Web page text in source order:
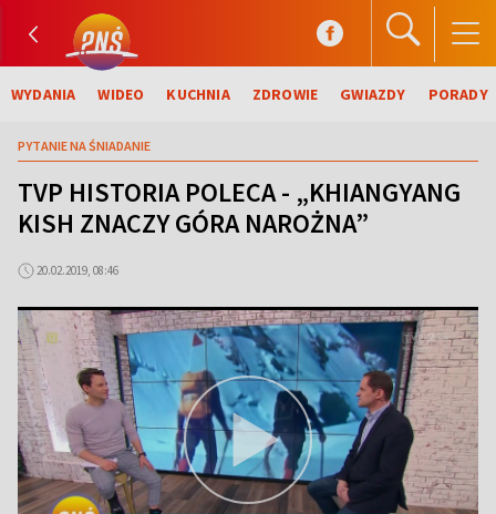
WYDANIA WIDEO KUCHNIA ZDROWIE GWIAZDY PORADY
PYTANIE NA ŚNIADANIE
TVP HISTORIA POLECA - „KHIANGYANG
KISH ZNACZY GÓRA NAROŻNA”
20.02.2019, 08:46